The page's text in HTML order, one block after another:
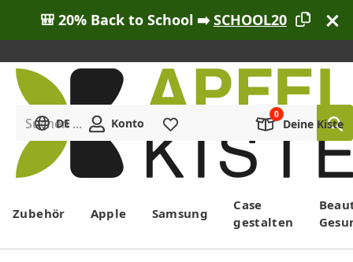
🎒 20% Back to School ➡️SCHOOL20
Menü
Suchen ...
DE Konto Deine Kiste
Zubehör Apple Samsung
Case
gestalten